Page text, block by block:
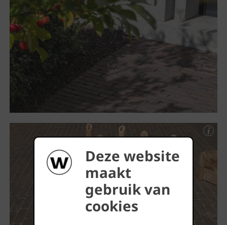
Deze website
maakt
gebruik van
cookies